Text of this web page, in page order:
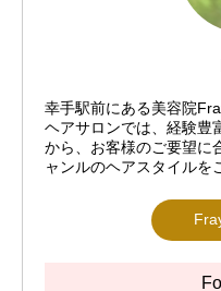
幸手駅前にある美容院
ヘアサロンでは、経験豊
から、お客様のご要望に
ャンルのヘアスタイルを